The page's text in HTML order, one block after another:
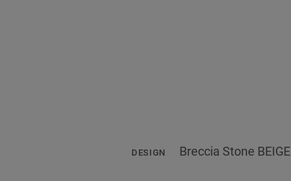
DESIGN Breccia Stone BEIGE